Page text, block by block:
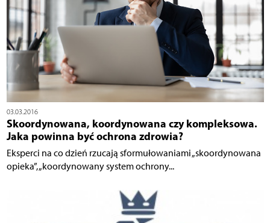
03.03.2016
Skoordynowana, koordynowana czy kompleksowa.
Jaka powinna być ochrona zdrowia?
Eksperci na co dzień rzucają sformułowaniami „skoordynowana
opieka”, „koordynowany system ochrony...